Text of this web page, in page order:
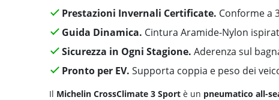
Prestazioni Invernali Certificate. Conforme a
Guida Dinamica. Cintura Aramide-Nylon
Sicurezza in Ogni Stagione. Aderenza sul
Pronto per EV. Supporta coppia e peso dei
Il Michelin CrossClimate 3 Sport è un pneumatico all-